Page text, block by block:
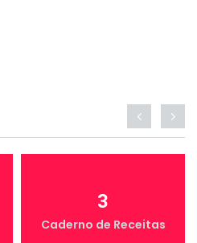
3
Caderno de Receitas